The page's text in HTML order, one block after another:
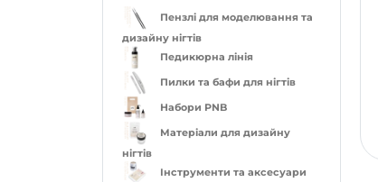
Пензлі для моделювання та
дизайну нігтів
Педикюрна лінія
Пилки та бафи для нігтів
Набори PNB
Матеріали для дизайну
нігтів
Інструменти та аксесуари